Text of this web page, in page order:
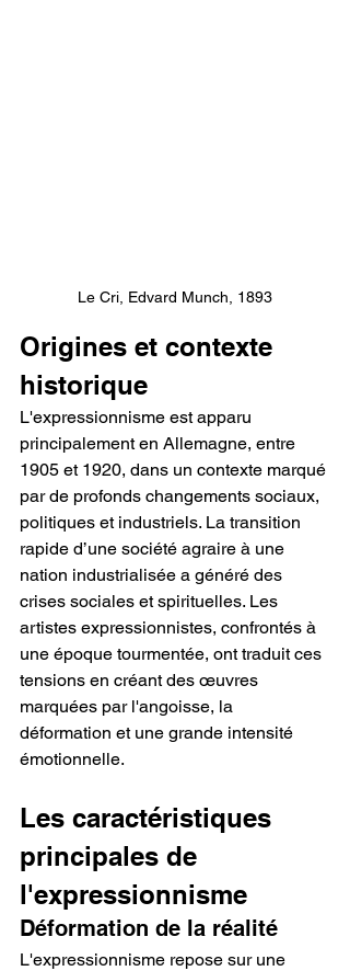
Le Cri, Edvard Munch, 1893
Origines et contexte
historique
L'expressionnisme est apparu
principalement en Allemagne, entre
1905 et 1920, dans un contexte marqué
par de profonds changements sociaux,
politiques et industriels. La transition
rapide d’une société agraire à une
nation industrialisée a généré des
crises sociales et spirituelles. Les
artistes expressionnistes, confrontés à
une époque tourmentée, ont traduit ces
tensions en créant des œuvres
marquées par l'angoisse, la
déformation et une grande intensité
émotionnelle.
Les caractéristiques
principales de
l'expressionnisme
Déformation de la réalité
L'expressionnisme repose sur une